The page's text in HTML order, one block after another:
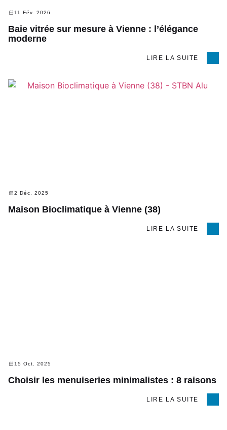
11 Fév. 2026
Baie vitrée sur mesure à Vienne : l’élégance
moderne
LIRE LA SUITE
2 Déc. 2025
Maison Bioclimatique à Vienne (38)
LIRE LA SUITE
15 Oct. 2025
Choisir les menuiseries minimalistes : 8 raisons
LIRE LA SUITE